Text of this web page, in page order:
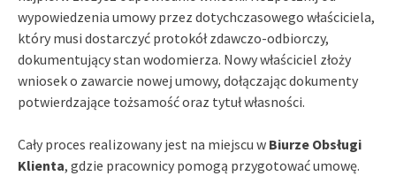
wypowiedzenia umowy przez dotychczasowego właściciela,
który musi dostarczyć protokół zdawczo-odbiorczy,
dokumentujący stan wodomierza. Nowy właściciel złoży
wniosek o zawarcie nowej umowy, dołączając dokumenty
potwierdzające tożsamość oraz tytuł własności.
Cały proces realizowany jest na miejscu w Biurze Obsługi
Klienta, gdzie pracownicy pomogą przygotować umowę.